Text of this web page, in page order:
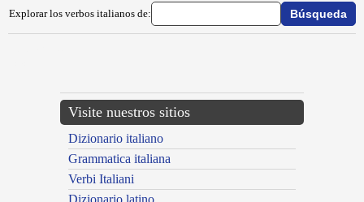
Explorar los verbos italianos de:
Visite nuestros sitios
Dizionario italiano
Grammatica italiana
Verbi Italiani
Dizionario latino